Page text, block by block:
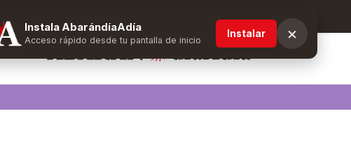
Instala AbarándíaAdía
Acceso rápido desde tu pantalla de inicio
Instalar ×